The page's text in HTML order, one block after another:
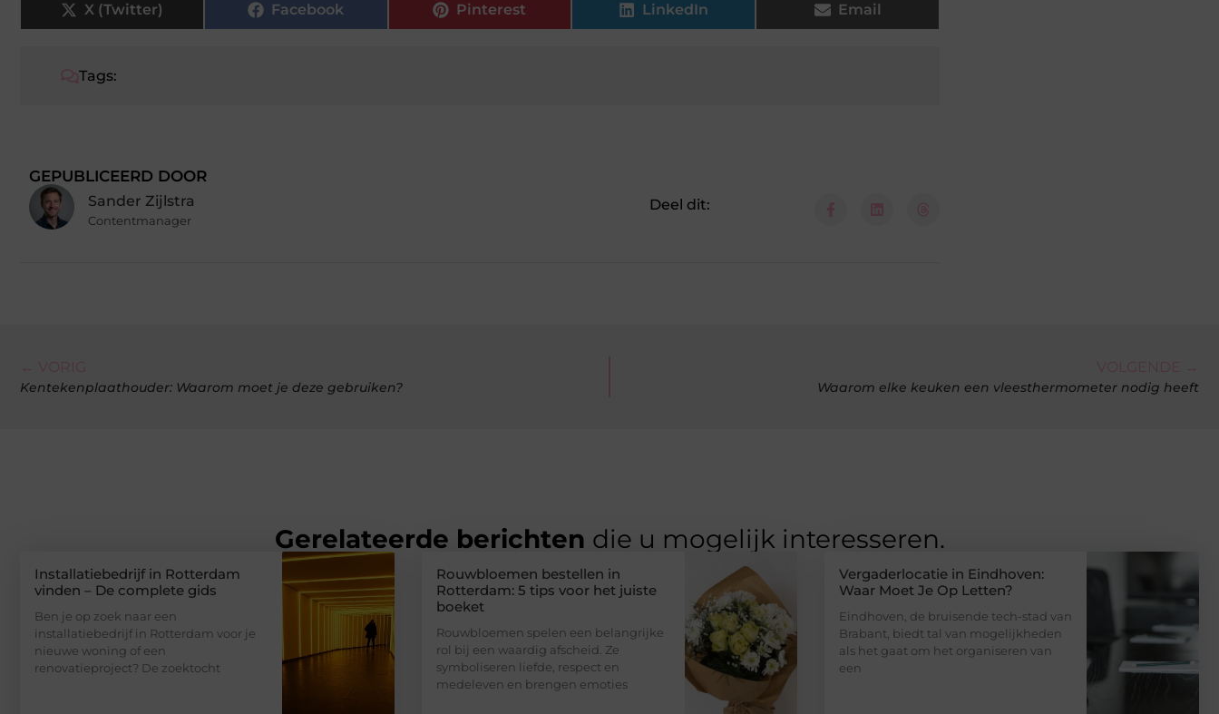
X (Twitter) Facebook Pinterest LinkedIn Email
Tags:
GEPUBLICEERD DOOR
Sander Zijlstra
Contentmanager
Deel dit:
← VORIG
Kentekenplaathouder: Waarom moet je deze gebruiken?
VOLGENDE →
Waarom elke keuken een vleesthermometer nodig heeft
Gerelateerde berichten die u mogelijk interesseren.
Installatiebedrijf in Rotterdam
vinden – De complete gids
Ben je op zoek naar een
installatiebedrijf in Rotterdam voor je
nieuwe woning of een
renovatieproject? De zoektocht
Rouwbloemen bestellen in
Rotterdam: 5 tips voor het juiste
boeket
Rouwbloemen spelen een belangrijke
rol bij een waardig afscheid. Ze
symboliseren liefde, respect en
medeleven en brengen emoties
Vergaderlocatie in Eindhoven:
Waar Moet Je Op Letten?
Eindhoven, de bruisende tech-stad van
Brabant, biedt tal van mogelijkheden
als het gaat om het organiseren van
een